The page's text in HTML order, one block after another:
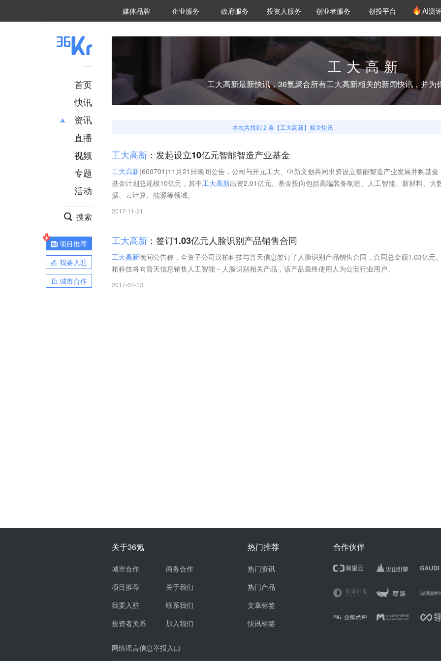
媒体品牌 36Kr研究院
企业服务 城市之窗
政府服务 VClub投资机构库
投资机构职位推介
投资人服务 创投氪堂
创业者服务 创投平台 AI测
首页
快讯
资讯
推荐
财经
项目推荐
安徽
直播
视频
专题
活动
搜索
项目推荐
我要入驻
城市合作
工大高新
工大高新最新快讯，36氪聚合所有工大高新相关的新闻快讯，并为
本次共找到 2 条【工大高新】相关快讯
工大高新 ：发起设立10亿元智能智造产业基金
工大高新(600701)11月21日晚间公告，公司与开元工大、中新文创共同出资设立智能智造产业发展并购基金
基金计划总规模10亿元，其中工大高新出资2.01亿元。基金投向包括高端装备制造、人工智能、新材料、大
据、云计算、能源等领域。
2017-11-21
工大高新 ：签订1.03亿元人脸识别产品销售合同
工大高新晚间公告称，全资子公司汉柏科技与普天信息签订了人脸识别产品销售合同，合同总金额1.03亿元
柏科技将向普天信息销售人工智能－人脸识别相关产品，该产品最终使用人为公安行业用户。
2017-04-13
关于36氪
城市合作
项目推荐
我要入驻
投资者关系
商务合作
关于我们
联系我们
加入我们
网络谣言信息举报入口
热门推荐
热门资讯
热门产品
文章标签
快讯标签
合作伙伴